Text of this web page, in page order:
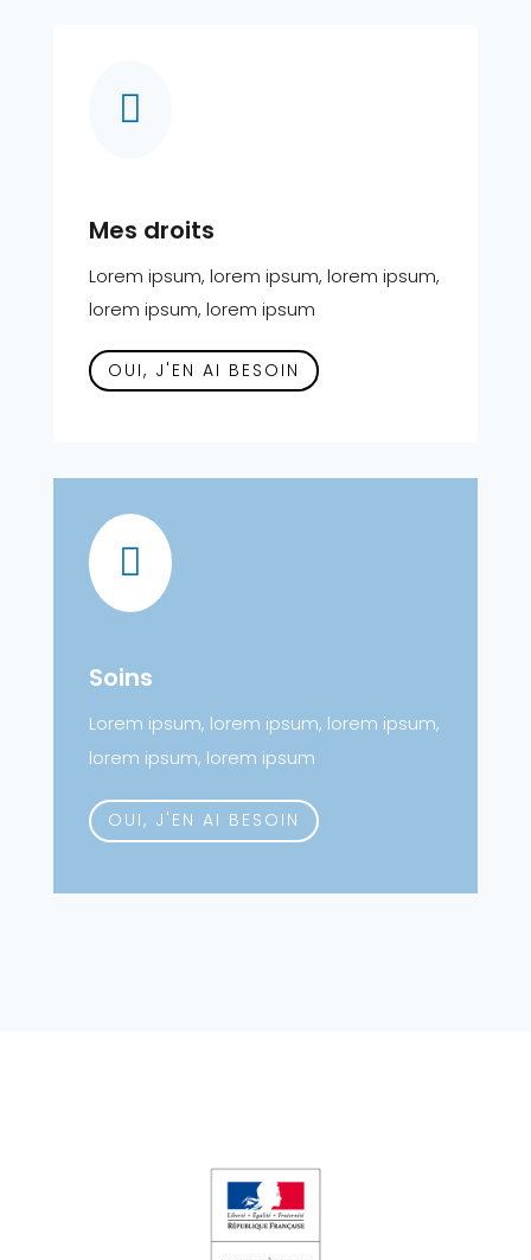

Mes droits
Lorem ipsum, lorem ipsum, lorem ipsum,
lorem ipsum, lorem ipsum
OUI, J'EN AI BESOIN

Soins
Lorem ipsum, lorem ipsum, lorem ipsum,
lorem ipsum, lorem ipsum
OUI, J'EN AI BESOIN